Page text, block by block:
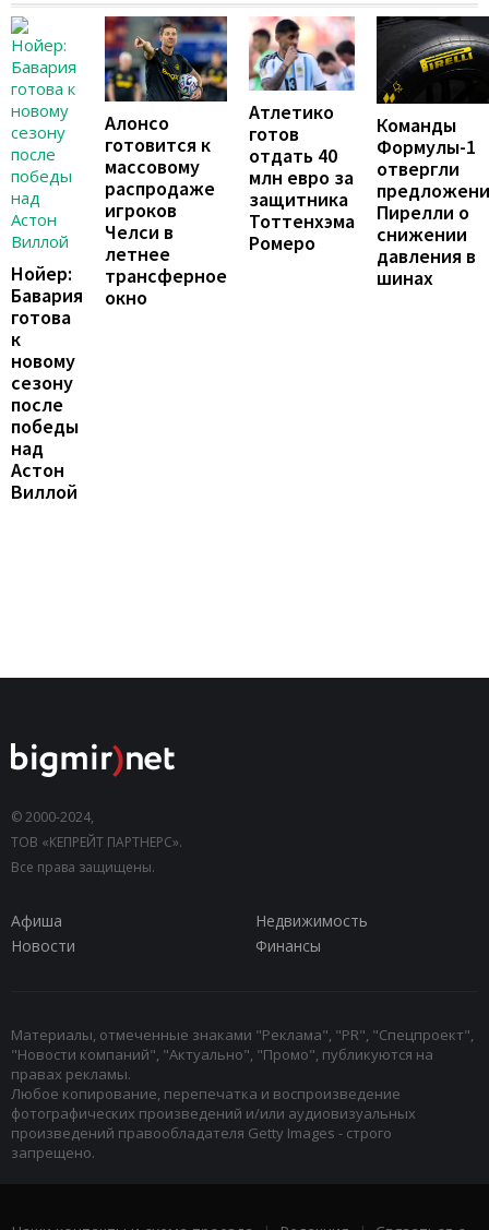
Нойер:
Бавария
готова
к
новому
сезону
после
победы
над
Астон
Виллой
Алонсо
готовится к
массовому
распродаже
игроков
Челси в
летнее
трансферное
окно
Атлетико
готов
отдать 40
млн евро за
защитника
Тоттенхэма
Ромеро
Команды
Формулы-1
отвергли
Пирелли о
снижении
давления в
шинах
© 2000-2024,
ТОВ «КЕПРЕЙТ ПАРТНЕРС».
Все права защищены.
Афиша
Недвижимость
Новости
Финансы
Материалы, отмеченные знаками "Реклама", "PR", "Спецпроект",
"Новости компаний", "Актуально", "Промо", публикуются на
правах рекламы.
Любое копирование, перепечатка и воспроизведение
фотографических произведений и/или аудиовизуальных
произведений правообладателя Getty Images - строго
запрещено.